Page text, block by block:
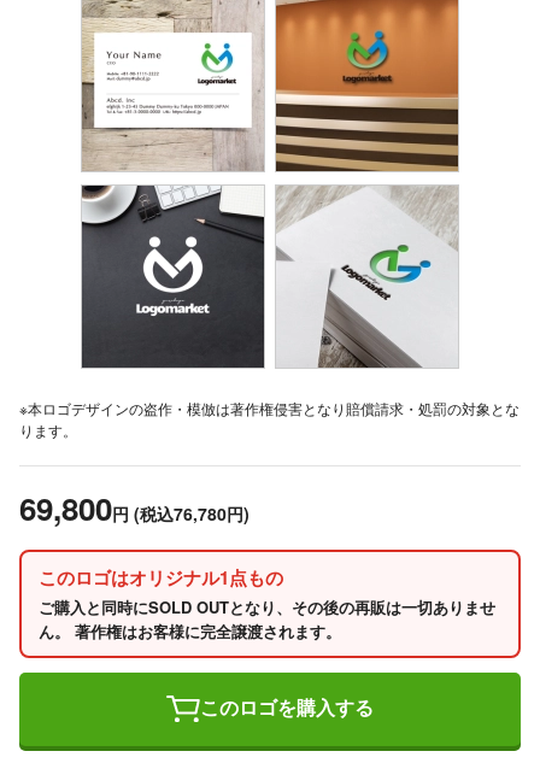
※本ロゴデザインの盗作・模倣は著作権侵害となり賠償請求・処罰の対象とな
ります。
69,800円 (税込76,780円)
このロゴはオリジナル1点もの
ご購入と同時にSOLD OUTとなり、その後の再販は一切ありませ
ん。 著作権はお客様に完全譲渡されます。
このロゴを購入する